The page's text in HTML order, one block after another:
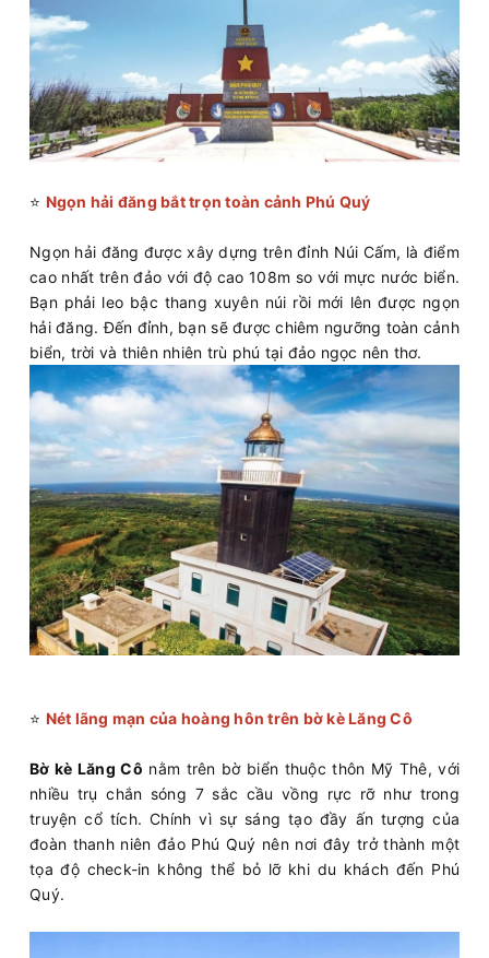
⭐ Ngọn hải đăng bắt trọn toàn cảnh Phú Quý
Ngọn hải đăng được xây dựng trên đỉnh Núi Cấm, là điểm
cao nhất trên đảo với độ cao 108m so với mực nước biển.
Bạn phải leo bậc thang xuyên núi rồi mới lên được ngọn
hải đăng. Đến đỉnh, bạn sẽ được chiêm ngưỡng toàn cảnh
biển, trời và thiên nhiên trù phú tại đảo ngọc nên thơ.
⭐ Nét lãng mạn của hoàng hôn trên bờ kè Lăng Cô
Bờ kè Lăng Cô nằm trên bờ biển thuộc thôn Mỹ Thê, với
nhiều trụ chắn sóng 7 sắc cầu vồng rực rỡ như trong
truyện cổ tích. Chính vì sự sáng tạo đầy ấn tượng của
đoàn thanh niên đảo Phú Quý nên nơi đây trở thành một
tọa độ check-in không thể bỏ lỡ khi du khách đến Phú
Quý.